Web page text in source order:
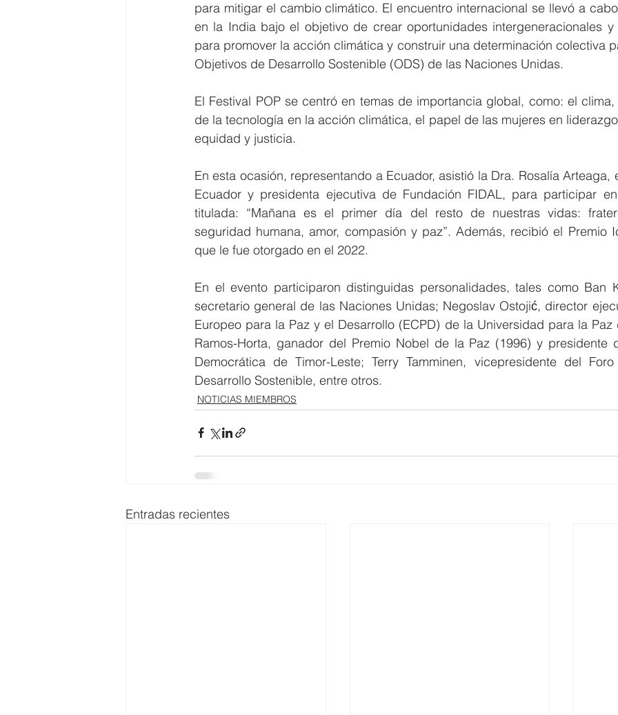
para mitigar el cambio climático. El encuentro internacional se llevó a
en la India bajo el objetivo de crear oportunidades intergeneracionales y
para promover la acción climática y construir una determinación colectiva
Objetivos de Desarrollo Sostenible (ODS) de las Naciones Unidas.
El Festival POP se centró en temas de importancia global, como: el
de la tecnología en la acción climática, el papel de las mujeres en
equidad y justicia.
En esta ocasión, representando a Ecuador, asistió la Dra. Rosalía Arteaga,
Ecuador y presidenta ejecutiva de Fundación FIDAL, para participar
titulada: “Mañana es el primer día del resto de nuestras vidas:
seguridad humana, amor, compasión y paz”. Además, recibió el Premio
que le fue otorgado en el 2022.
En el evento participaron distinguidas personalidades, tales como Ban
secretario general de las Naciones Unidas; Negoslav Ostojić, director
Europeo para la Paz y el Desarrollo (ECPD) de la Universidad para la Paz
Ramos-Horta, ganador del Premio Nobel de la Paz (1996) y presidente
Democrática de Timor-Leste; Terry Tamminen, vicepresidente del
Desarrollo Sostenible, entre otros.
NOTICIAS MIEMBROS
Entradas recientes